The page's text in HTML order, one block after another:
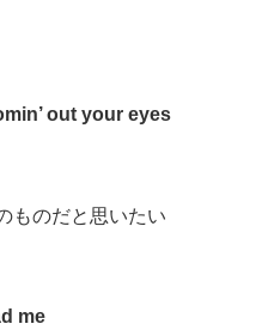
out your eyes
ものだと思いたい
me